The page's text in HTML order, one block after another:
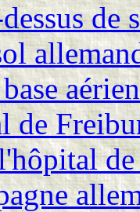
de
de